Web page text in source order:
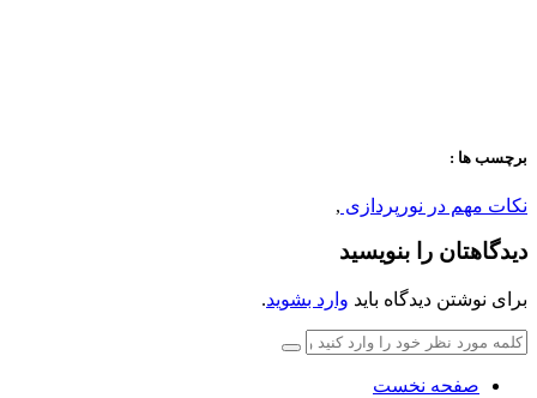
برچسب ها :
نکات مهم در نورپردازی ,
دیدگاهتان را بنویسید
برای نوشتن دیدگاه باید وارد بشوید.
صفحه نخست